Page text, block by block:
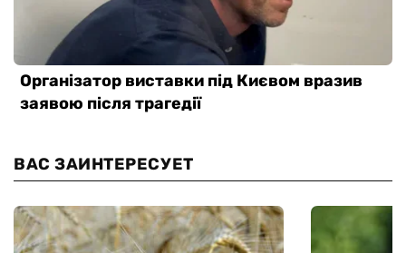
ВАС ЗАИНТЕРЕСУЕТ